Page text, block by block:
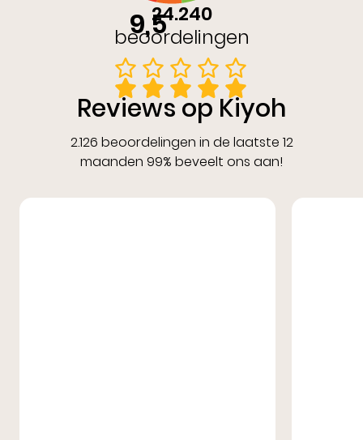
9,524.240
beoordelingen
Reviews op Kiyoh
2.126 beoordelingen in de laatste 12
maanden 99% beveelt ons aan!